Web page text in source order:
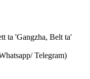
ta 'Gangzha, Belt ta'
Telegram)